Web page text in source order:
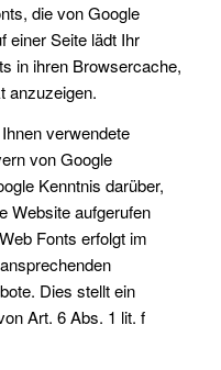
die von Google
einer Seite lädt Ihr
in ihren Browsercache,
anzuzeigen.
verwendete
von Google
Kenntnis darüber,
Website aufgerufen
Fonts erfolgt im
Dies stellt ein
Art. 6 Abs. 1 lit. f